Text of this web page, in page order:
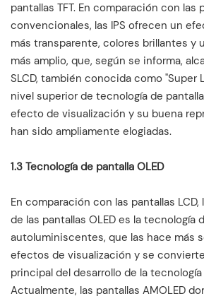
pantallas TFT. En comparación con las
convencionales, las IPS ofrecen un
más transparente, colores brillantes y
más amplio, que, según se informa,
SLCD, también conocida como "Super
nivel superior de tecnología de
efecto de visualización y su buena
han sido ampliamente elogiadas.
1.3 Tecnología de pantalla OLED
En comparación con las pantallas
de las pantallas OLED es la tecnología
autoluminiscentes, que las hace más
efectos de visualización y se
principal del desarrollo de la
Actualmente, las pantallas AMOLED